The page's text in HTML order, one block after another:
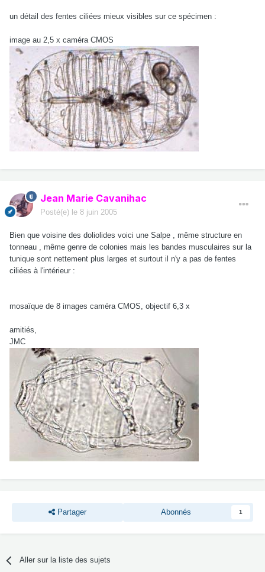
un détail des fentes ciliées mieux visibles sur ce spécimen :
image au 2,5 x caméra CMOS
Jean Marie Cavanihac
Posté(e) le 8 juin 2005
Bien que voisine des doliolides voici une Salpe , même structure en
tonneau , même genre de colonies mais les bandes musculaires sur la
tunique sont nettement plus larges et surtout il n'y a pas de fentes
ciliées à l'intérieur :
mosaïque de 8 images caméra CMOS, objectif 6,3 x
amitiés,
JMC
Partager Abonnés 1
Aller sur la liste des sujets